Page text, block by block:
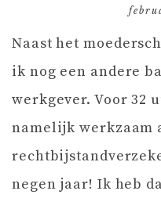
Naast het
ik nog een andere
werkgever. Voor 32
namelijk werkzaam
negen jaar! Ik heb